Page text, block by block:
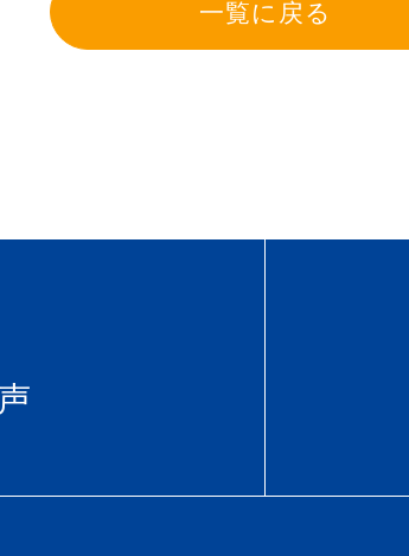
一覧に戻る